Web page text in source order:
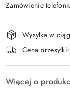
Zamówienie
Dostępność
i
dostawa
Wysyłka w
Cena przesyłki:
Więcej o